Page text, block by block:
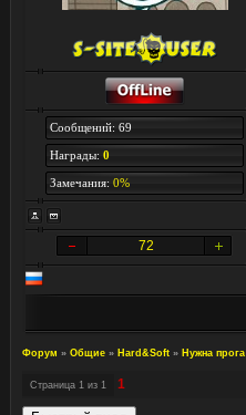
Сообщений: 69
Награды: 0
Замечания: 0%
72
Форум » Общие » Hard&Soft » Нужна прога
Страница 1 из 1 1